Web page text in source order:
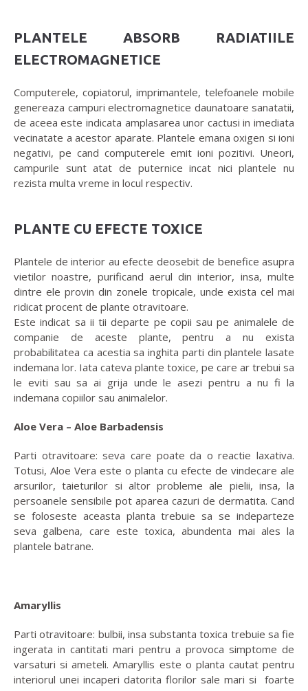
PLANTELE ABSORB RADIATIILE
ELECTROMAGNETICE
Computerele, copiatorul, imprimantele, telefoanele mobile
genereaza campuri electromagnetice daunatoare sanatatii,
de aceea este indicata amplasarea unor cactusi in imediata
vecinatate a acestor aparate. Plantele emana oxigen si ioni
negativi, pe cand computerele emit ioni pozitivi. Uneori,
campurile sunt atat de puternice incat nici plantele nu
rezista multa vreme in locul respectiv.
PLANTE CU EFECTE TOXICE
Plantele de interior au efecte deosebit de benefice asupra
vietilor noastre, purificand aerul din interior, insa, multe
dintre ele provin din zonele tropicale, unde exista cel mai
ridicat procent de plante otravitoare.
Este indicat sa ii tii departe pe copii sau pe animalele de
companie de aceste plante, pentru a nu exista
probabilitatea ca acestia sa inghita parti din plantele lasate
indemana lor. Iata cateva plante toxice, pe care ar trebui sa
le eviti sau sa ai grija unde le asezi pentru a nu fi la
indemana copiilor sau animalelor.
Aloe Vera – Aloe Barbadensis
Parti otravitoare: seva care poate da o reactie laxativa.
Totusi, Aloe Vera este o planta cu efecte de vindecare ale
arsurilor, taieturilor si altor probleme ale pielii, insa, la
persoanele sensibile pot aparea cazuri de dermatita. Cand
se foloseste aceasta planta trebuie sa se indeparteze
seva galbena, care este toxica, abundenta mai ales la
plantele batrane.
Amaryllis
Parti otravitoare: bulbii, insa substanta toxica trebuie sa fie
ingerata in cantitati mari pentru a provoca simptome de
varsaturi si ameteli. Amaryllis este o planta cautat pentru
interiorul unei incaperi datorita florilor sale mari si foarte